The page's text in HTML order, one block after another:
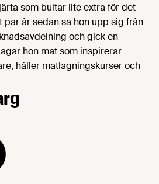
som bultar lite extra för det
par år sedan sa hon upp sig från
och gick en
hon mat som inspirerar
håller matlagningskurser och